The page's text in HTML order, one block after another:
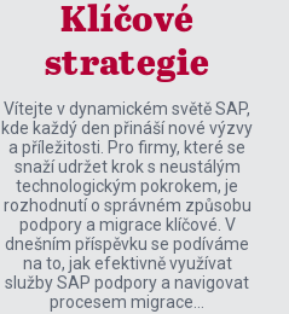
Klíčové
strategie
Vítejte v dynamickém světě SAP,
kde každý den přináší nové výzvy
a příležitosti. Pro firmy, které se
snaží udržet krok s neustálým
technologickým pokrokem, je
rozhodnutí o správném způsobu
podpory a migrace klíčové. V
dnešním příspěvku se podíváme
na to, jak efektivně využívat
služby SAP podpory a navigovat
procesem migrace…